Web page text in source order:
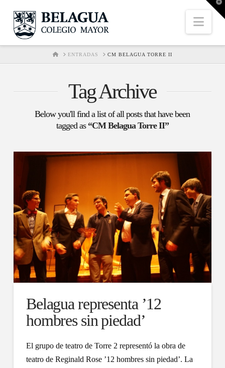
HOMEENTRADAS CM BELAGUA TORRE II
Tag Archive
Below you'll find a list of all posts that have been
tagged as “CM Belagua Torre II”
Belagua representa ’12
hombres sin piedad’
El grupo de teatro de Torre 2 representó la obra de
teatro de Reginald Rose ’12 hombres sin piedad’. La